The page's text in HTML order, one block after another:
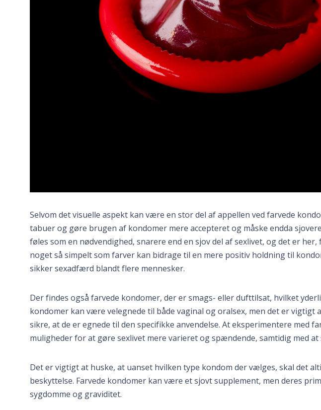
Selvom det visuelle aspekt kan være en stor del af appellen ved farvede
tabuer og gøre brugen af kondomer mere accepteret og måske endda
føles som en nødvendighed, snarere end en sjov del af sexlivet, og det er
noget så simpelt som farver kan bidrage til en mere positiv holdning til
sikker sexadfærd blandt flere mennesker.
Der findes også farvede kondomer, der er smags- eller dufttilsat, hvilket
kondomer kan være velegnede til både vaginal og oralsex, men det er
sikre, at de er egnede til den specifikke anvendelse. At eksperimentere med
muligheder for at gøre sexlivet mere varieret og spændende, samtidig med at
Det er vigtigt at huske, at uanset hvilken type kondom der vælges, skal det
beskyttelse. Farvede kondomer kan være et sjovt supplement, men deres
sygdomme og graviditet.